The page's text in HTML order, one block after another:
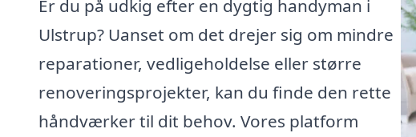
Er du på udkig efter en dygtig handyman i
Ulstrup? Uanset om det drejer sig om mindre
reparationer, vedligeholdelse eller større
renoveringsprojekter, kan du finde den rette
håndværker til dit behov. Vores platform